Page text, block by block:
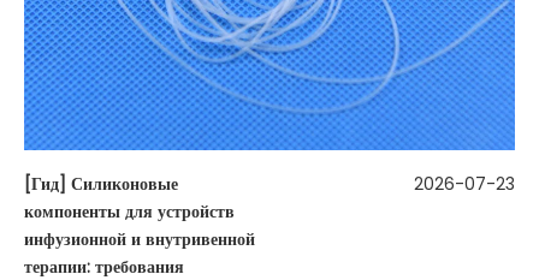
[Гид] Силиконовые
компоненты для устройств
инфузионной и внутривенной
терапии: требования
2026-07-23